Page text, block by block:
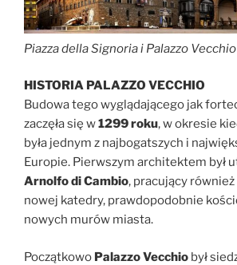
Piazza della Signoria i Palazzo Vecchio
HISTORIA PALAZZO VECCHIO
Budowa tego wyglądającego jak
zaczęła się w1299 roku, w okresie
była jednym z najbogatszych i
Europie. Pierwszym architektem był
Arnolfo di Cambio, pracujący
nowej katedry, prawdopodobnie
nowych murów miasta.
Początkowo Palazzo Vecchio był